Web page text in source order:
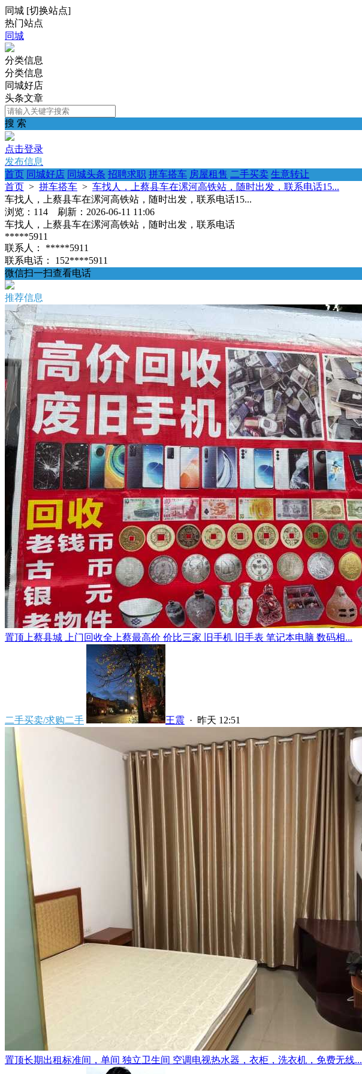
同城 [切换站点]
热门站点
同城
分类信息
分类信息
同城好店
头条文章
搜 索
点击登录
发布信息
首页 同城好店 同城头条 招聘求职 拼车搭车 房屋租售 二手买卖 生意转让
首页 > 拼车搭车 > 车找人，上蔡县车在漯河高铁站，随时出发，联系电话15...
车找人，上蔡县车在漯河高铁站，随时出发，联系电话15...
浏览：114 刷新：2026-06-11 11:06
车找人，上蔡县车在漯河高铁站，随时出发，联系电话
*****5911
联系人：
*****5911
联系电话：
152****5911
微信扫一扫查看电话
推荐信息
置顶 上蔡县城 上门回收全上蔡最高价 价比三家 旧手机 旧手表 笔记本电脑 数码相...
二手买卖/求购二手 王震 · 昨天 12:51
置顶长期出租标准间，单间 独立卫生间 空调电视热水器，衣柜，洗衣机，免费无线...